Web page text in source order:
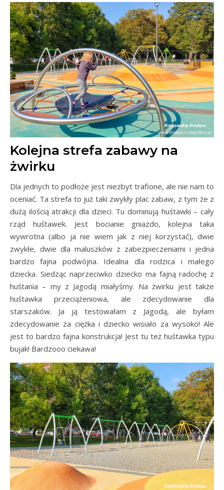
Kolejna strefa zabawy na
żwirku
Dla jednych to podłoże jest niezbyt trafione, ale nie nam to
oceniać. Ta strefa to już taki zwykły plac zabaw, z tym że z
dużą ilością atrakcji dla dzieci. Tu dominują huśtawki – cały
rząd huśtawek. Jest bocianie gniazdo, kolejna taka
wywrotna (albo ja nie wiem jak z niej korzystać), dwie
zwykłe, dwie dla maluszków z zabezpieczeniami i jedna
bardzo fajna podwójna. Idealna dla rodzica i małego
dziecka. Siedząc naprzeciwko dziecko ma fajną radochę z
huśtania – my z Jagodą miałyśmy. Na żwirku jest także
huśtawka przeciążeniowa, ale zdecydowanie dla
starszaków. Ja ją testowałam z Jagodą, ale byłam
zdecydowanie za ciężka i dziecko wisiało za wysoko! Ale
jest to bardzo fajna konstrukcja! Jest tu też huśtawka typu
bujak! Bardzooo ciekawa!